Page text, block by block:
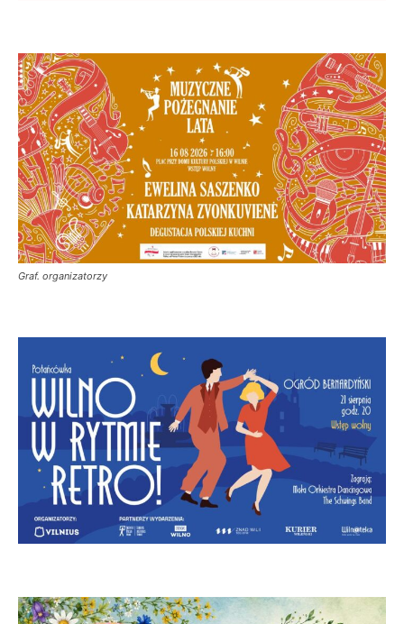
Graf. organizatorzy